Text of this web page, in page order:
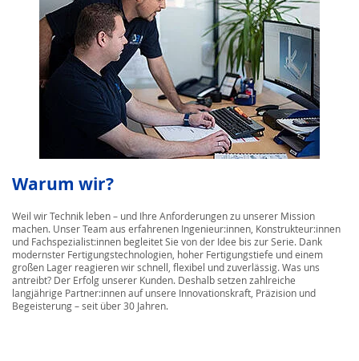
Warum wir?
Weil wir Technik leben – und Ihre Anforderungen zu unserer Mission
machen. Unser Team aus erfahrenen Ingenieur:innen, Konstrukteur:innen
und Fachspezialist:innen begleitet Sie von der Idee bis zur Serie. Dank
modernster Fertigungstechnologien, hoher Fertigungstiefe und einem
großen Lager reagieren wir schnell, flexibel und zuverlässig. Was uns
antreibt? Der Erfolg unserer Kunden. Deshalb setzen zahlreiche
langjährige Partner:innen auf unsere Innovationskraft, Präzision und
Begeisterung – seit über 30 Jahren.